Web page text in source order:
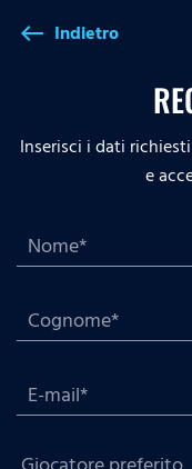
west Indietro
Inserisci i dati
e